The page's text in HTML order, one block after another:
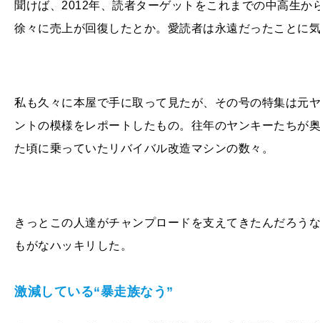
聞けば、2012年、読者ターゲットをこれまでの中高生
徐々に売上が回復したとか。愛読者は永遠だったことに
私も久々に本屋で手に取って見たが、その号の特集は元
ントの模様をレポートしたもの。往年のヤンキーたちが
た頃に乗っていたリバイバル改造マシンの数々。
きっとこの人達がチャンプロードを支えてきたんだろう
もがなハッキリした。
激減している“暴走族なう”